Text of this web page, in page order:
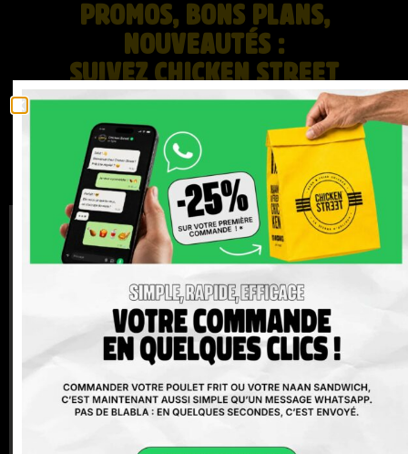
PROMOS, BONS PLANS,
NOUVEAUTÉS :
SUIVEZ CHICKEN STREET
MARRAKECH SUR LES RÉSEAUX